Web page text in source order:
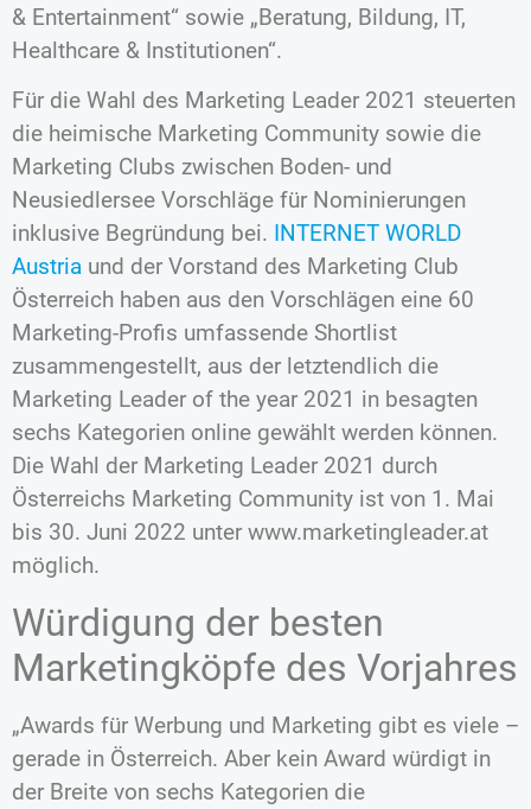
& Entertainment“ sowie „Beratung, Bildung, IT,
Healthcare & Institutionen“.
Für die Wahl des Marketing Leader 2021 steuerten
die heimische Marketing Community sowie die
Marketing Clubs zwischen Boden- und
Neusiedlersee Vorschläge für Nominierungen
inklusive Begründung bei. INTERNET WORLD
Austria und der Vorstand des Marketing Club
Österreich haben aus den Vorschlägen eine 60
Marketing-Profis umfassende Shortlist
zusammengestellt, aus der letztendlich die
Marketing Leader of the year 2021 in besagten
sechs Kategorien online gewählt werden können.
Die Wahl der Marketing Leader 2021 durch
Österreichs Marketing Community ist von 1. Mai
bis 30. Juni 2022 unter www.marketingleader.at
möglich.
Würdigung der besten
Marketingköpfe des Vorjahres
„Awards für Werbung und Marketing gibt es viele –
gerade in Österreich. Aber kein Award würdigt in
der Breite von sechs Kategorien die